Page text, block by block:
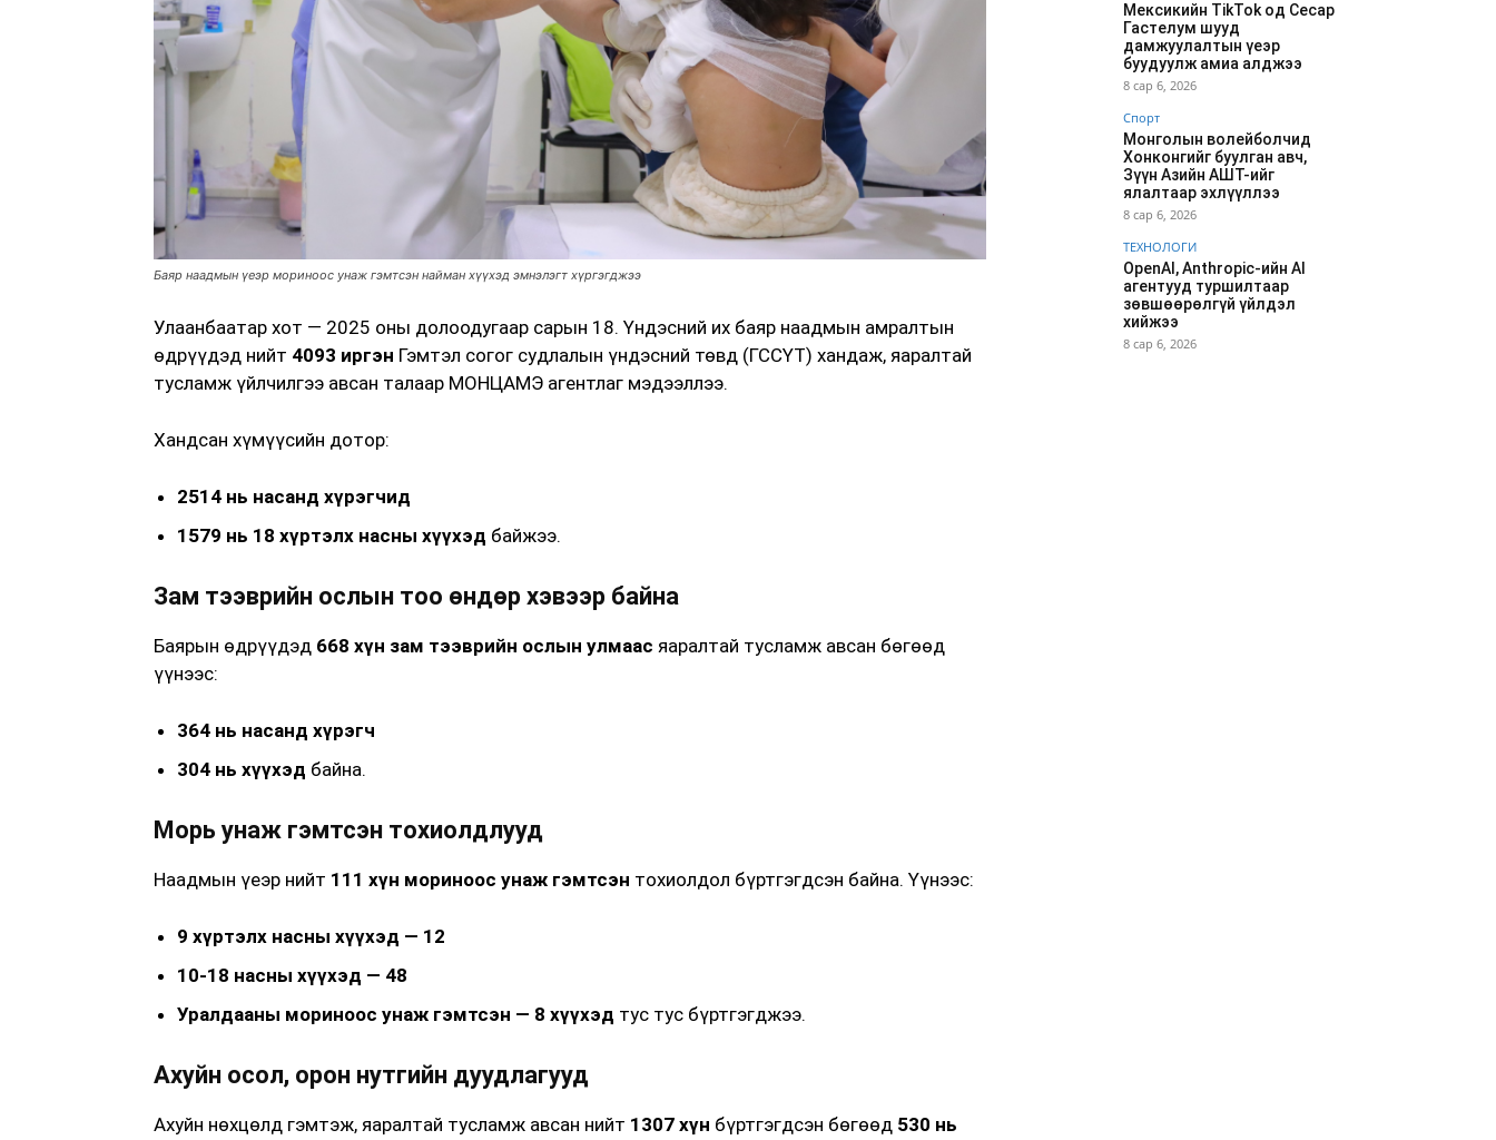
Баяр наадмын үеэр мориноос унаж гэмтсэн найман хүүхэд эмнэлэгт хүргэгджээ
Улаанбаатар хот — 2025 оны долоодугаар сарын 18. Үндэсний их баяр наадмын амралтын
өдрүүдэд нийт 4093 иргэн Гэмтэл согог судлалын үндэсний төвд (ГССҮТ) хандаж, яаралтай
тусламж үйлчилгээ авсан талаар МОНЦАМЭ агентлаг мэдээллээ.
Хандсан хүмүүсийн дотор:
2514 нь насанд хүрэгчид
1579 нь 18 хүртэлх насны хүүхэд байжээ.
Зам тээврийн ослын тоо өндөр хэвээр байна
Баярын өдрүүдэд 668 хүн зам тээврийн ослын улмаас яаралтай тусламж авсан бөгөөд
үүнээс:
364 нь насанд хүрэгч
304 нь хүүхэд байна.
Морь унаж гэмтсэн тохиолдлууд
Наадмын үеэр нийт 111 хүн мориноос унаж гэмтсэн тохиолдол бүртгэгдсэн байна. Үүнээс:
9 хүртэлх насны хүүхэд — 12
10-18 насны хүүхэд — 48
Уралдааны мориноос унаж гэмтсэн — 8 хүүхэд тус тус бүртгэгджээ.
Ахуйн осол, орон нутгийн дуудлагууд
Ахуйн нөхцөлд гэмтэж, яаралтай тусламж авсан нийт 1307 хүн бүртгэгдсэн бөгөөд 530 нь
Мексикийн TikTok од Сесар
Гастелум шууд
дамжуулалтын үеэр
буудуулж амиа алджээ
8 сар 6, 2026
Спорт
Монголын волейболчид
Хонконгийг буулган авч,
Зүүн Азийн АШТ-ийг
ялалтаар эхлүүллээ
8 сар 6, 2026
ТЕХНОЛОГИ
OpenAI, Anthropic-ийн AI
агентууд туршилтаар
зөвшөөрөлгүй үйлдэл
хийжээ
8 сар 6, 2026